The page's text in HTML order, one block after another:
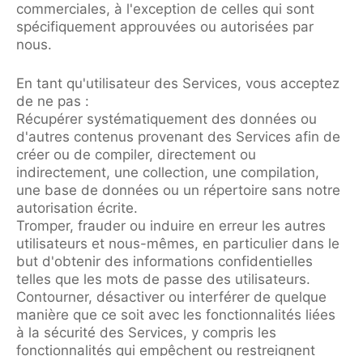
commerciales, à l'exception de celles qui sont
spécifiquement approuvées ou autorisées par
nous.
En tant qu'utilisateur des Services, vous acceptez
de ne pas :
Récupérer systématiquement des données ou
d'autres contenus provenant des Services afin de
créer ou de compiler, directement ou
indirectement, une collection, une compilation,
une base de données ou un répertoire sans notre
autorisation écrite.
Tromper, frauder ou induire en erreur les autres
utilisateurs et nous-mêmes, en particulier dans le
but d'obtenir des informations confidentielles
telles que les mots de passe des utilisateurs.
Contourner, désactiver ou interférer de quelque
manière que ce soit avec les fonctionnalités liées
à la sécurité des Services, y compris les
fonctionnalités qui empêchent ou restreignent